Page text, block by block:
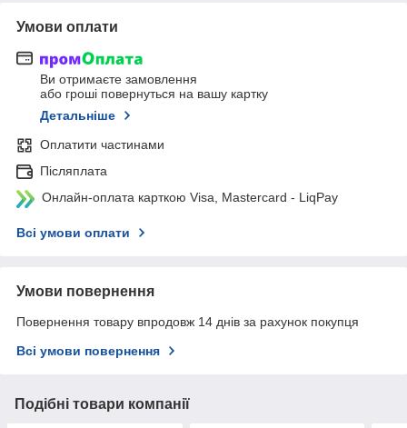
Умови оплати
Ви отримаєте замовлення
або гроші повернуться на вашу картку
Детальніше
Оплатити частинами
Післяплата
Онлайн-оплата карткою Visa, Mastercard - LiqPay
Всі умови оплати
Умови повернення
Повернення товару впродовж 14 днів за рахунок покупця
Всі умови повернення
Подібні товари компанії